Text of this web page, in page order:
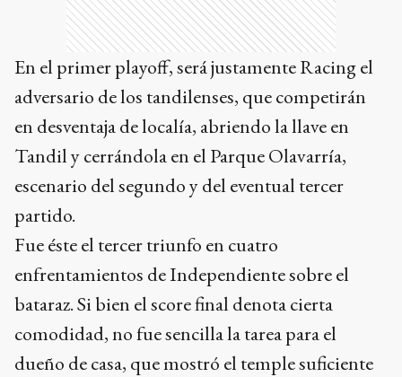
En el primer playoff, será justamente Racing el
adversario de los tandilenses, que competirán
en desventaja de localía, abriendo la llave en
Tandil y cerrándola en el Parque Olavarría,
escenario del segundo y del eventual tercer
partido.
Fue éste el tercer triunfo en cuatro
enfrentamientos de Independiente sobre el
bataraz. Si bien el score final denota cierta
comodidad, no fue sencilla la tarea para el
dueño de casa, que mostró el temple suficiente